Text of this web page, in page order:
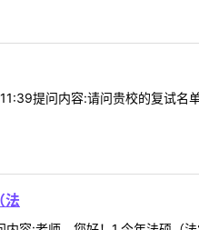
提问内容:请问贵校的复试名
法